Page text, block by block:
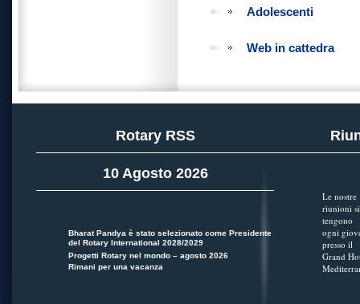
Adolescenti
Web in cattedra
Rotary RSS
10 Agosto 2026
Bharat Pandya è stato selezionato come Presidente
del Rotary International 2028/2029
Progetti Rotary nel mondo – agosto 2026
Rimani per una vacanza
Le nostre
riunioni si
tengono
ogni
presso il
Grand